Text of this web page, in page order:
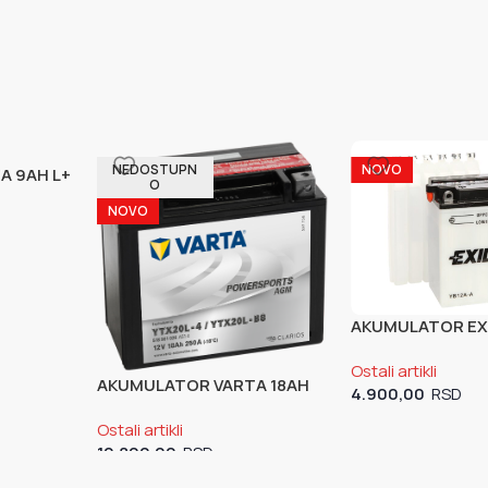
9AH L+
NEDOSTUPN
O
NOVO
AKUMULATOR VARTA 18AH
Ostali artikli
10.800,00
NOVO
AKUMULATOR
Ostali artikli
4.900,00